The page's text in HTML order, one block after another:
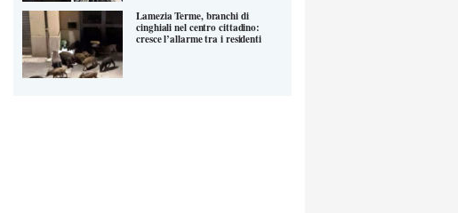
Lamezia Terme, branchi di
cinghiali nel centro cittadino:
cresce l’allarme tra i residenti